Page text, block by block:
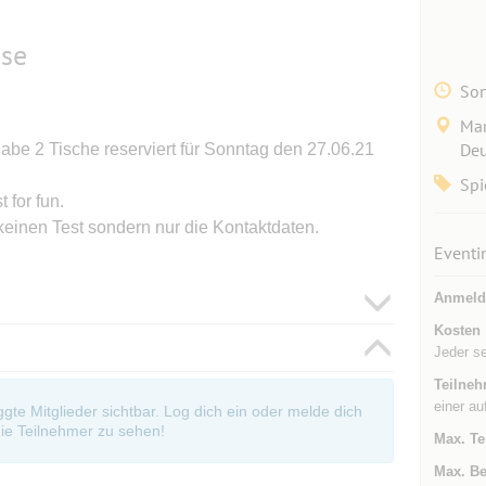
2 Tische reserviert für Sonntag den 27.06.21
for fun.
Test sondern nur die Kontaktdaten.
Mitglieder sichtbar. Log dich ein oder melde dich
Teilnehmer zu sehen!
Kosten
Jeder
einer
Max.
Max.